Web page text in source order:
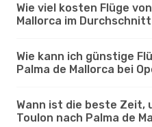
Wie viel kosten Flüge
Mallorca im
Wie kann ich günstige
Palma de Mallorca bei
Wann ist die beste Zeit,
Toulon nach Palma de